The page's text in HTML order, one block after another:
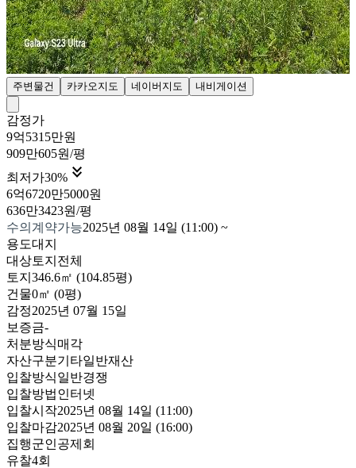
주변물건 카카오지도 네이버지도 내비게이션
감정가
9억5315만원
909만605원/평
최저가30% 
6억6720만5000원
636만3423원/평
수의계약가능2025년 08월 14일 (11:00) ~
용도대지
대상토지전체
토지 346.6㎡ (104.85평)
건물0㎡ (0평)
감정2025년 07월 15일
보증금-
처분방식매각
자산구분기타일반재산
입찰방식일반경쟁
입찰방법인터넷
입찰시작2025년 08월 14일 (11:00)
입찰마감2025년 08월 20일 (16:00)
집행군인공제회
유찰4회